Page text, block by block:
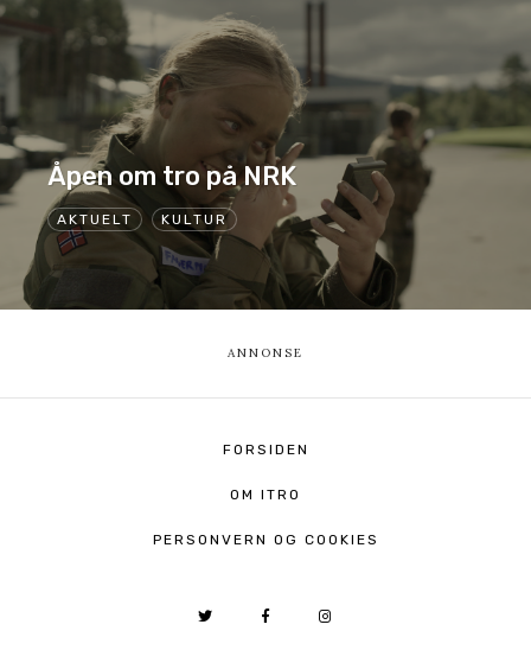
AKTUELT KULTUR
Åpen om tro på NRK
FORSIDEN
OM ITRO
PERSONVERN OG COOKIES